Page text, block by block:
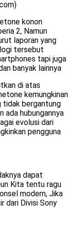
konon
2, Namun
laporan yang
tersebut
tapi juga
banyak lainnya
di atas
kemungkinan
tidak bergantung
ada hubungannya
evolusi dari
pengguna
dapat
Kita tentu ragu
modern, Jika
dari Divisi Sony